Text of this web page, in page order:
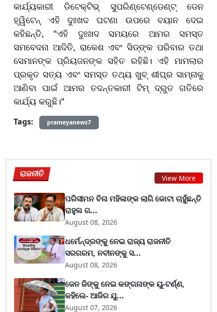
କାର୍ଯ୍ୟକାରୀ ଡିଟେକ୍ଟିଭ୍ ସୁପରିଣ୍ଟେଣ୍ଡେଣ୍ଟ୍ ଡେନ
ହ୍ୱିଟେନ୍ ଏହି ଦୁଃଖଦ ଘଟଣା ଉପରେ ବୟାନ ଦେଇ
କହିଛନ୍ତି, "ଏହି ଦୁଃଖଦ ସମୟରେ ଆମର ସମସ୍ତ
ସମବେଦନା ଆଦିତି, ରାକେଶ ଏବଂ ସିଡ୍‌ଙ୍କ ପରିବାର ତଥା
ସେମାନଙ୍କ ପ୍ରିୟଜନଙ୍କ ସହିତ ରହିଛି। ଏହି ମାମଲାର
ପ୍ରକୃତ ସତ୍ୟ ଏବଂ ସମସ୍ତ ତଥ୍ୟ ଖୁବ୍ ଶୀଘ୍ର ସାମ୍ନାକୁ
ଆଣିବା ପାଇଁ ଆମର ତଦନ୍ତକାରୀ ଟିମ୍ ଦ୍ରୁତ ଗତିରେ
କାର୍ଯ୍ୟ କରୁଛି।"
Tags: prameyanews7
ରାଜନୀତି View More
ପରିସୀମନ ବିନା ମହିଳାଙ୍କ ଲାଗି କୋଟା ଚାହୁଁଛନ୍ତି
ରାହୁଲ ଗ...
August 08, 2026
ଧର୍ମେନ୍ଦ୍ରଙ୍କୁ ନେଇ ରାଜ୍ୟ ରାଜନୀତି
ସରଗରମ, ନବୀନଙ୍କୁ ସ...
August 08, 2026
ଜେନ ଜିଙ୍କୁ ନେଇ କଙ୍ଗନାଙ୍କ ୟୁ-ଟର୍ଣ୍ଣ,
କହିଲେ- ଆଜିର ଯୁ...
August 07, 2026